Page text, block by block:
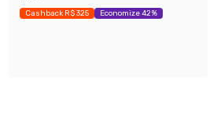
Cashback R$ 325 Economize 42%